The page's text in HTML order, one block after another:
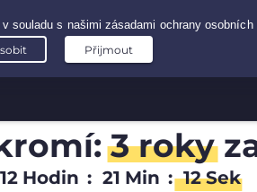
3 roky
12 Hodin : 21 Min : 11 Sek